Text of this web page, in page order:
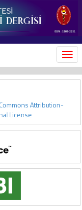
Attribution-
License